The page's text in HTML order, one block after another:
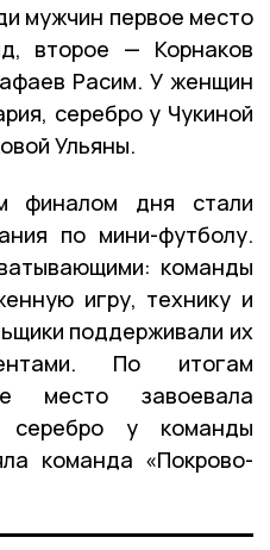
мужчин первое место
второе — Корнаков
Расим. У женщин
серебро у Чукиной
Ульяны.
финалом дня стали
по мини-футболу.
команды
игру, технику и
поддерживали их
По итогам
место завоевала
серебро у команды
команда «Покрово-